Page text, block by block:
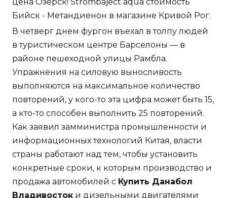
Бийск - Метандиенон в магазине Кривой Рог.
В четверг днем фургон въехал в толпу людей
в туристическом центре Барселоны — в
районе пешеходной улицы Рамбла.
Упражнения на силовую выносливость
выполняются на максимальное количество
повторений, у кого-то эта цифра может быть 15,
а кто-то способен выполнить 25 повторений.
Как заявил замминистра промышленности и
информационных технологий Китая, власти
страны работают над тем, чтобы установить
конкретные сроки, к которым производство и
продажа автомобилей с Купить Данабол
Владивосток и дизельными двигателями